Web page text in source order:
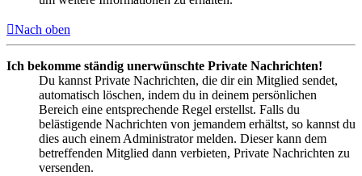
Nach oben
Ich bekomme ständig unerwünschte Private Nachrichten!
Du kannst Private Nachrichten, die dir ein Mitglied sendet,
automatisch löschen, indem du in deinem persönlichen
Bereich eine entsprechende Regel erstellst. Falls du
belästigende Nachrichten von jemandem erhältst, so kannst du
dies auch einem Administrator melden. Dieser kann dem
betreffenden Mitglied dann verbieten, Private Nachrichten zu
versenden.